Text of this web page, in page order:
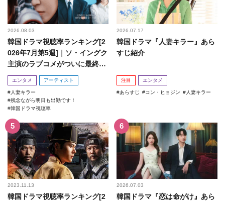
2026.08.03
韓国ドラマ視聴率ランキング[2
026年7月第5週]｜ソ・イングク
主演のラブコメがついに最終
回！
エンタメ アーティスト
人妻キラー
残念ながら明日も出勤です！
韓国ドラマ視聴率
2026.07.17
韓国ドラマ『人妻キラー』あら
すじ紹介
注目 エンタメ
あらすじ コン・ヒョジン 人妻キラー
2023.11.13
韓国ドラマ視聴率ランキング[2
2026.07.03
韓国ドラマ『恋は命がけ』あら